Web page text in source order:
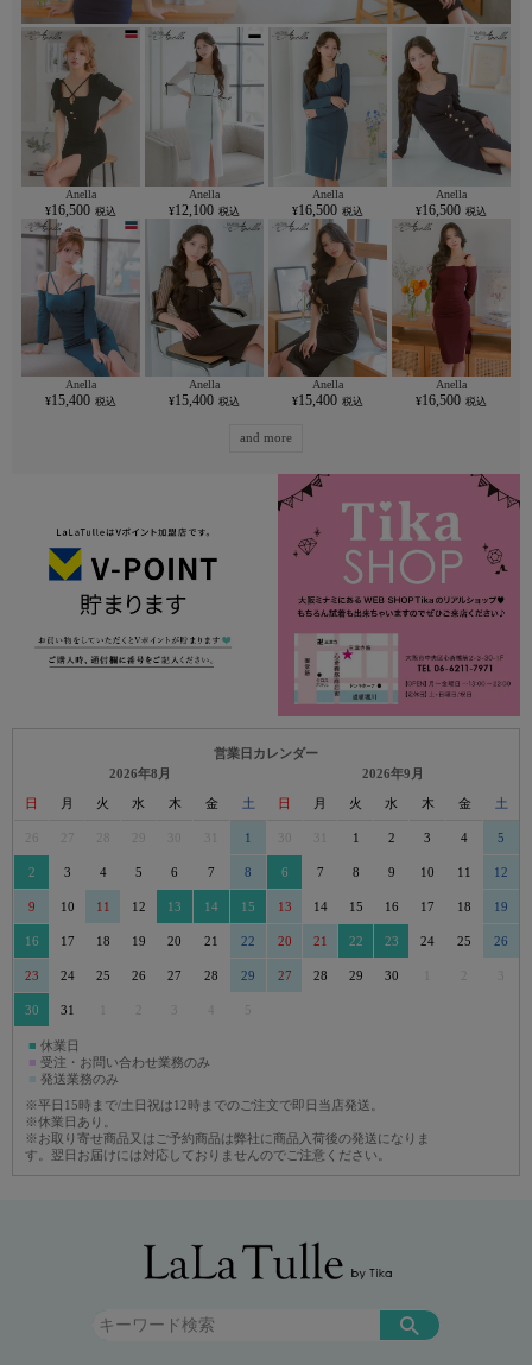
Anella
16,500
Anella
12,100
Anella
16,500
Anella
16,500
Anella
15,400
Anella
15,400
Anella
15,400
Anella
16,500
and more
営業日カレンダー
2026年8月
日 月 火 水 木 金 土
1
2 3 4 5 6 7 8
9 10 11 12 13 14 15
16 17 18 19 20 21 22
23 24 25 26 27 28 29
30 31 5
2026年9月
日 月 火 水 木 金 土
1 2 3 4 5
6 7 8 9 10 11 12
13 14 15 16 17 18 19
20 21 22 23 24 25 26
27 28 29 30
■ 休業日
■ 受注・お問い合わせ業務のみ
■ 発送業務のみ
※平日15時まで/土日祝は12時までのご注文で即日当店発送。
※休業日あり。
※お取り寄せ商品又はご予約商品は弊社に商品入荷後の発送になりま
す。翌日お届けには対応しておりませんのでご注意ください。